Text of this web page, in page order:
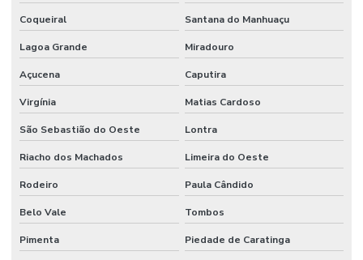
Coqueiral Santana do Manhuaçu
Lagoa Grande Miradouro
Açucena Caputira
Virgínia Matias Cardoso
São Sebastião do Oeste Lontra
Riacho dos Machados Limeira do Oeste
Rodeiro Paula Cândido
Belo Vale Tombos
Pimenta Piedade de Caratinga